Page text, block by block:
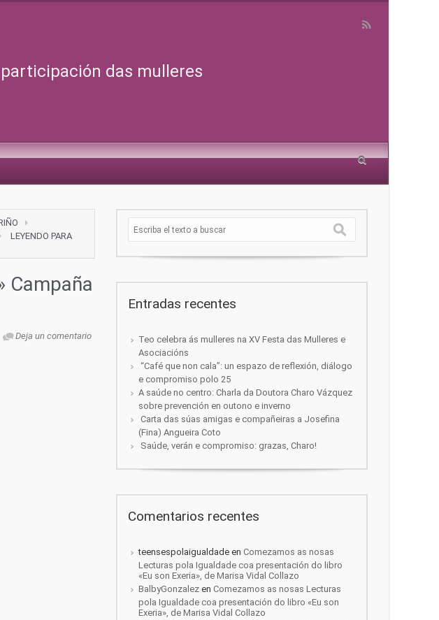
das mulleres
LEYENDO PARA
Campaña
Deja un comentario
Entradas recentes
Teo celebra ás mulleres na XV Festa das Mulleres e
Asociacións
“Café que non cala”: un espazo de reflexión, diálogo
e compromiso polo 25
A saúde no centro: Charla da Doutora Charo Vázquez
sobre prevención en outono e inverno
Carta das súas amigas e compañeiras a Josefina
(Fina) Angueira Coto
Saúde, verán e compromiso: grazas, Charo!
Comentarios recentes
teensespolaigualdade en Comezamos as nosas
Lecturas pola Igualdade coa presentación do libro
«Eu son Exeria», de Marisa Vidal Collazo
BalbyGonzalez en Comezamos as nosas Lecturas
pola Igualdade coa presentación do libro «Eu son
Exeria», de Marisa Vidal Collazo